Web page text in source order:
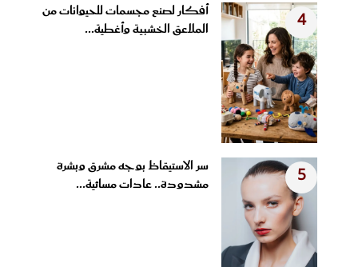
4
أفكار لصنع مجسمات للحيوانات من
الملاعق الخشبية وأغطية...
5
سر الاستيقاظ بوجه مشرق وبشرة
مشدودة.. عادات مسائية...